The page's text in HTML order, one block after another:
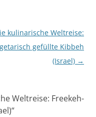
kulinarische Weltreise:
gefüllte Kibbeh
(Israel) →
Weltreise: Freekeh-
“